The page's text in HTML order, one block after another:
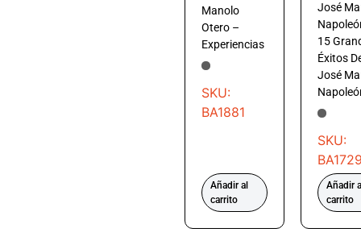
Manolo
Otero –
Experiencias
SKU:
BA1881
Añadir al
carrito
José
15
Éxitos
José
SKU:
Añadir
carrito